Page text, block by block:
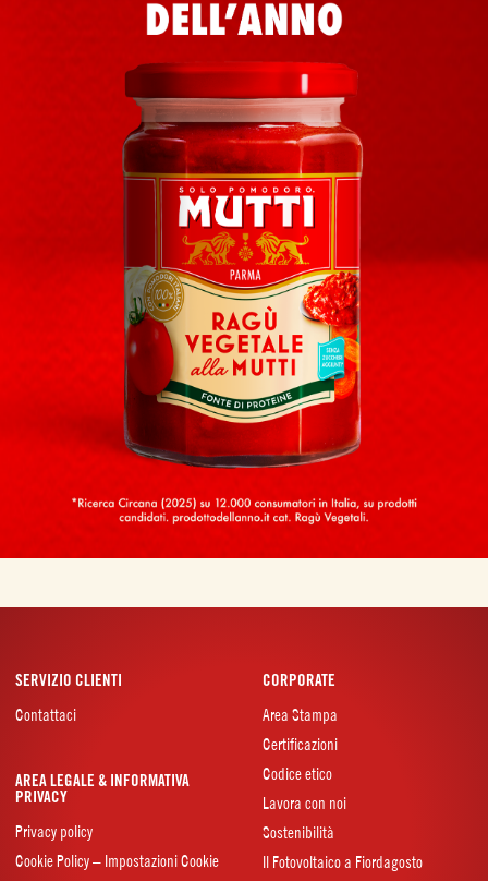
SERVIZIO CLIENTI
Contattaci
CORPORATE
Area Stampa
Certificazioni
Codice etico
Lavora con noi
Sostenibilità
Il Fotovoltaico a Fiordagosto
AREA LEGALE & INFORMATIVA
PRIVACY
Privacy policy
Cookie Policy – Impostazioni Cookie